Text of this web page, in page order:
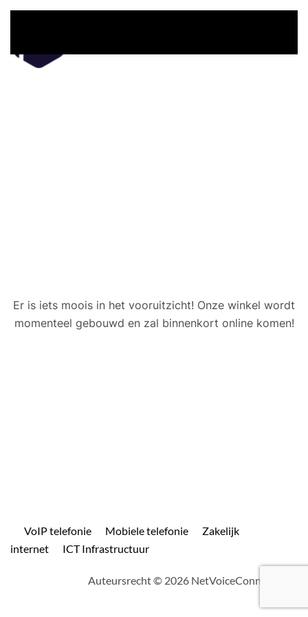
Er is iets moois in het vooruitzicht! Onze winkel wordt
momenteel gebouwd en zal binnenkort online komen!
VoIP telefonie Mobiele telefonie
Zakelijk
internet
ICT Infrastructuur
Auteursrecht © 2026 NetVoiceConnect.com